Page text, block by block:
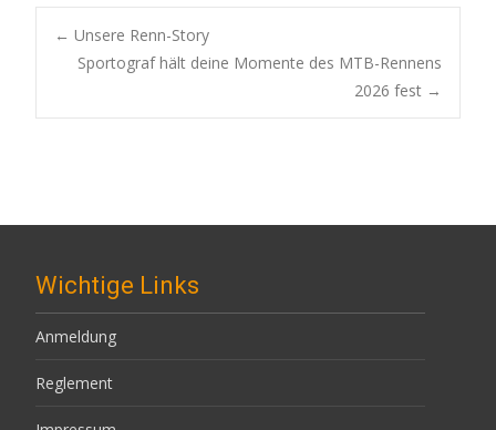
Post
navigation
← Unsere Renn-Story
Sportograf hält deine Momente des MTB-Rennens
2026 fest →
Wichtige Links
Anmeldung
Reglement